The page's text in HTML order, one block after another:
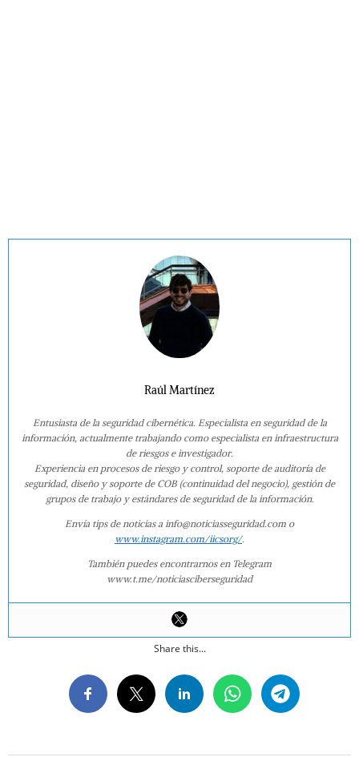
Raúl Martínez
Entusiasta de la seguridad cibernética. Especialista en seguridad de la
información, actualmente trabajando como especialista en infraestructura
de riesgos e investigador.
Experiencia en procesos de riesgo y control, soporte de auditoría de
seguridad, diseño y soporte de COB (continuidad del negocio), gestión de
grupos de trabajo y estándares de seguridad de la información.
Envía tips de noticias a info@noticiasseguridad.com o
www.instagram.com/iicsorg/.
También puedes encontrarnos en Telegram
www.t.me/noticiasciberseguridad
Share this...